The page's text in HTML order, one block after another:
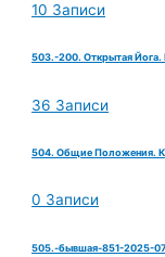
10 Записи
503.-200. Открытая Йога.
36 Записи
504. Общие Положения.
0 Записи
505.-бывшая-851-2025-